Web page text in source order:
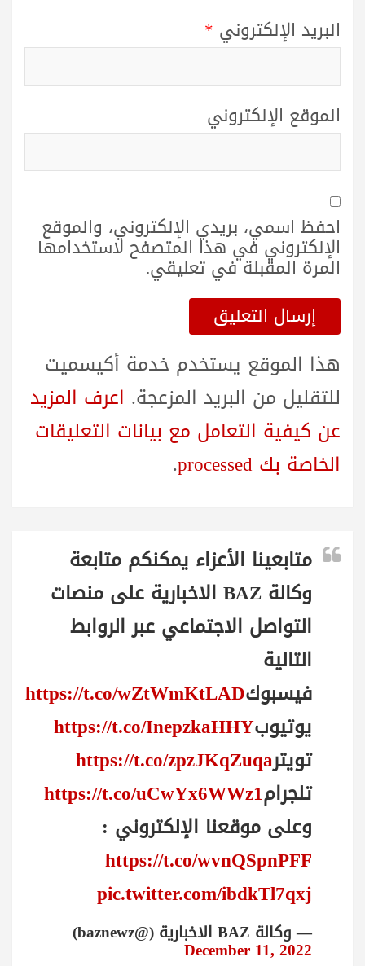
البريد الإلكتروني *
الموقع الإلكتروني
احفظ اسمي، بريدي الإلكتروني، والموقع
الإلكتروني في هذا المتصفح لاستخدامها
المرة المقبلة في تعليقي.
هذا الموقع يستخدم خدمة أكيسميت
للتقليل من البريد المزعجة. اعرف المزيد
عن كيفية التعامل مع بيانات التعليقات
الخاصة بك processed
.
متابعينا الأعزاء يمكنكم متابعة
وكالة BAZ الاخبارية على منصات
التواصل الاجتماعي عبر الروابط
التالية
فيسبوكhttps://t.co/wZtWmKtLAD
يوتيوبhttps://t.co/InepzkaHHY
تويترhttps://t.co/zpzJKqZuqa
تلجرامhttps://t.co/uCwYx6WWz1
وعلى موقعنا الإلكتروني :
https://t.co/wvnQSpnPFF
pic.twitter.com/ibdkTl7qxj
— وكالة BAZ الاخبارية (@baznewz)
December 11, 2022